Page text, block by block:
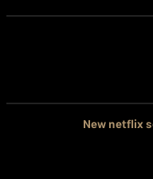
New netflix